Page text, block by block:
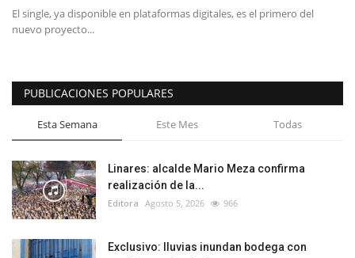
El single, ya disponible en plataformas digitales, es el primero del
nuevo proyecto...
PUBLICACIONES POPULARES
Esta Semana Este Mes Todas
Linares: alcalde Mario Meza confirma
realización de la...
Editora Agosto 5, 2026 966
Exclusivo: lluvias inundan bodega con